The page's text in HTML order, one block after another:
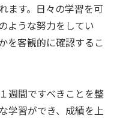
ます。日々の学習を可
ような努力をしてい
を客観的に確認するこ
週間ですべきことを整
学習ができ、成績を上